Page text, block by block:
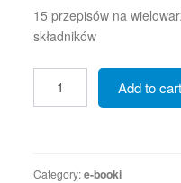
15 przepisów na
składników
cook-
Add to cart
Category:e-booki